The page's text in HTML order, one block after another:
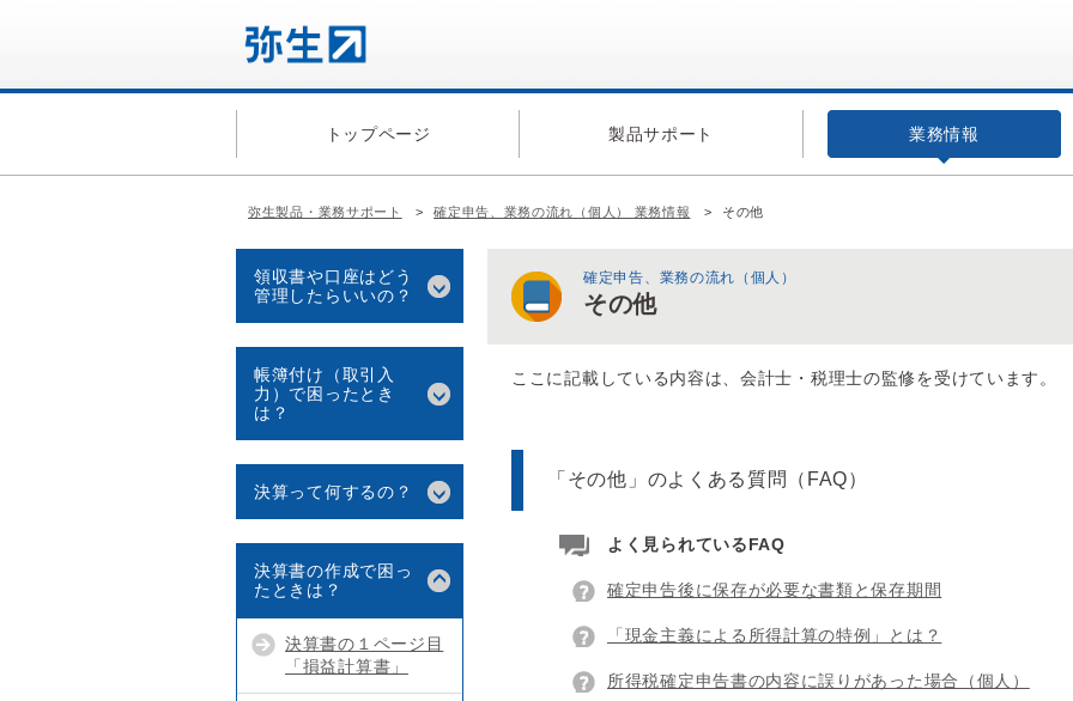
トップページ 製品サポート 業務情報
弥生製品・業務サポート 確定申告、業務の流れ（個人） 業務情報 その他
確定申告、業務の流れ（個人）
その他
ここに記載している内容は、会計士・税理士の監修を受けています。
「その他」のよくある質問（FAQ）
よく見られているFAQ
確定申告後に保存が必要な書類と保存期間
「現金主義による所得計算の特例」とは？
所得税確定申告書の内容に誤りがあった場合（個人）
領収書や口座はどう
管理したらいいの？
帳簿付け（取引入
力）で困ったとき
は？
決算って何するの？
決算書の作成で困っ
たときは？
決算書の１ページ目
「損益計算書」